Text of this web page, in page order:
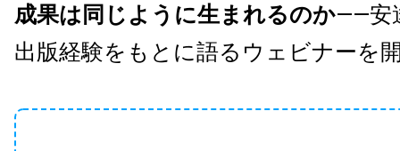
成果は同じように生まれるのか——安
出版経験をもとに語るウェビナーを